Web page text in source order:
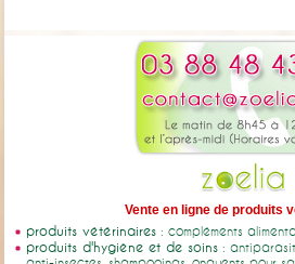
Vente en ligne de produits
produits vétérinaires : compléments
produits d'hygiène et de soins :